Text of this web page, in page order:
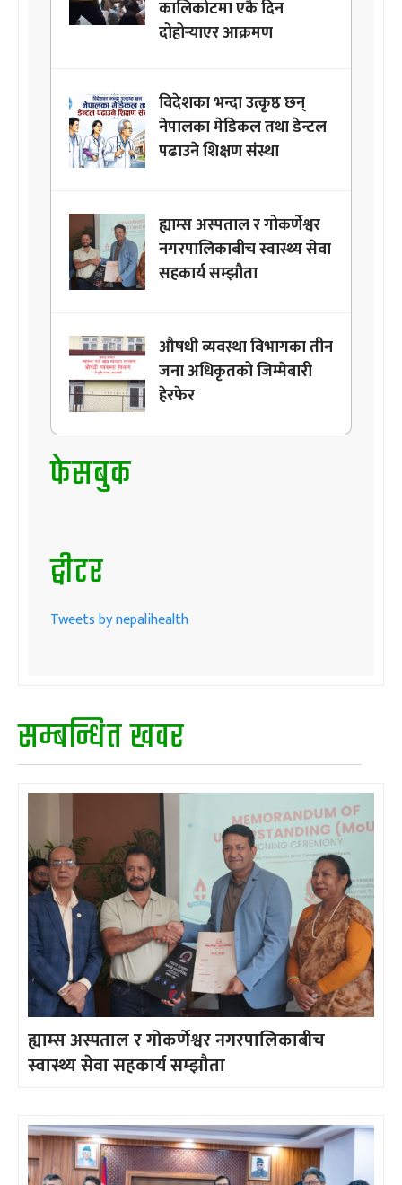
कालिकोटमा एकै दिन
दोहोर्‍याएर आक्रमण
विदेशका भन्दा उत्कृष्ठ छन्
नेपालका मेडिकल तथा डेन्टल
पढाउने शिक्षण संस्था
ह्याम्स अस्पताल र गोकर्णेश्वर
नगरपालिकाबीच स्वास्थ्य सेवा
सहकार्य सम्झौता
औषधी व्यवस्था विभागका तीन
जना अधिकृतको जिम्मेबारी
हेरफेर
फेसबुक
ट्वीटर
Tweets by nepalihealth
सम्बन्धित खवर
ह्याम्स अस्पताल र गोकर्णेश्वर नगरपालिकाबीच
स्वास्थ्य सेवा सहकार्य सम्झौता